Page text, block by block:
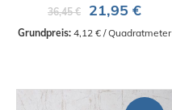
36,45 €
21,95 €
Grundpreis: 4,12 € / Quadratmeter